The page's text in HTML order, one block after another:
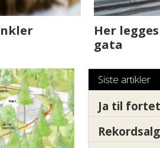
Det er i Drammen
Siste artikler
Ja til